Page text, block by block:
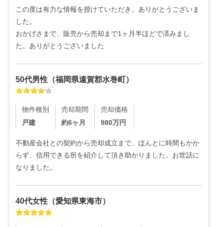
この度は有力な情報を授けていただき、ありがとうございま
した。
おかげさまで、販売から売却まで1ヶ月半ほどで済みまし
た。ありがとうございました
50代男性 （福岡県遠賀郡水巻町）
物件種別
戸建
売却期間
約6ヶ月
売却価格
980万円
不動産会社との契約から売却成立まで、ほんとに時間もかか
らず、信用できる所を紹介して頂き助かりました。お世話に
なりました。
40代女性 （愛知県東海市）